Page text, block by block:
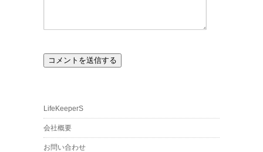
LifeKeeperS
会社概要
お問い合わせ